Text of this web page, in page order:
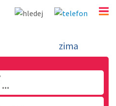
- wakacje we
(32) 720 60 56
zima